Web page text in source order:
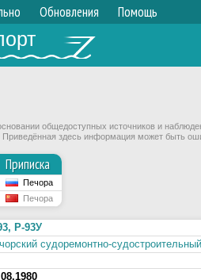
Обновления Помощь
общедоступных источников и
Приведённая здесь информация может быть
Приписка
Печора
Печора
Р-93У
судоремонтно-